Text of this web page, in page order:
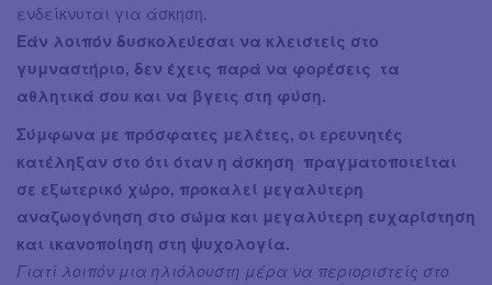
ενδείκνυται για άσκηση.
Εάν λοιπόν δυσκολεύεσαι να κλειστείς στο
γυμναστήριο, δεν έχεις παρά να φορέσεις τα
αθλητικά σου και να βγεις στη φύση.
Σύμφωνα με πρόσφατες μελέτες, οι ερευνητές
κατέληξαν στο ότι όταν η άσκηση πραγματοποιείται
σε εξωτερικό χώρο, προκαλεί μεγαλύτερη
αναζωογόνηση στο σώμα και μεγαλύτερη ευχαρίστηση
και ικανοποίηση στη ψυχολογία.
Γιατί λοιπόν μια ηλιόλουστη μέρα να περιοριστείς στο